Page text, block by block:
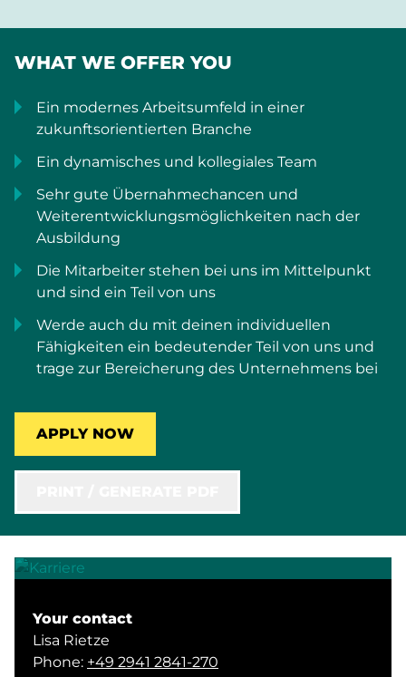
WHAT WE OFFER YOU
Ein modernes Arbeitsumfeld in einer
zukunftsorientierten Branche
Ein dynamisches und kollegiales Team
Sehr gute Übernahmechancen und
Weiterentwicklungsmöglichkeiten nach der
Ausbildung
Die Mitarbeiter stehen bei uns im Mittelpunkt
und sind ein Teil von uns
Werde auch du mit deinen individuellen
Fähigkeiten ein bedeutender Teil von uns und
trage zur Bereicherung des Unternehmens bei
APPLY NOW
Your contact
Lisa Rietze
Phone: +49 2941 2841-270